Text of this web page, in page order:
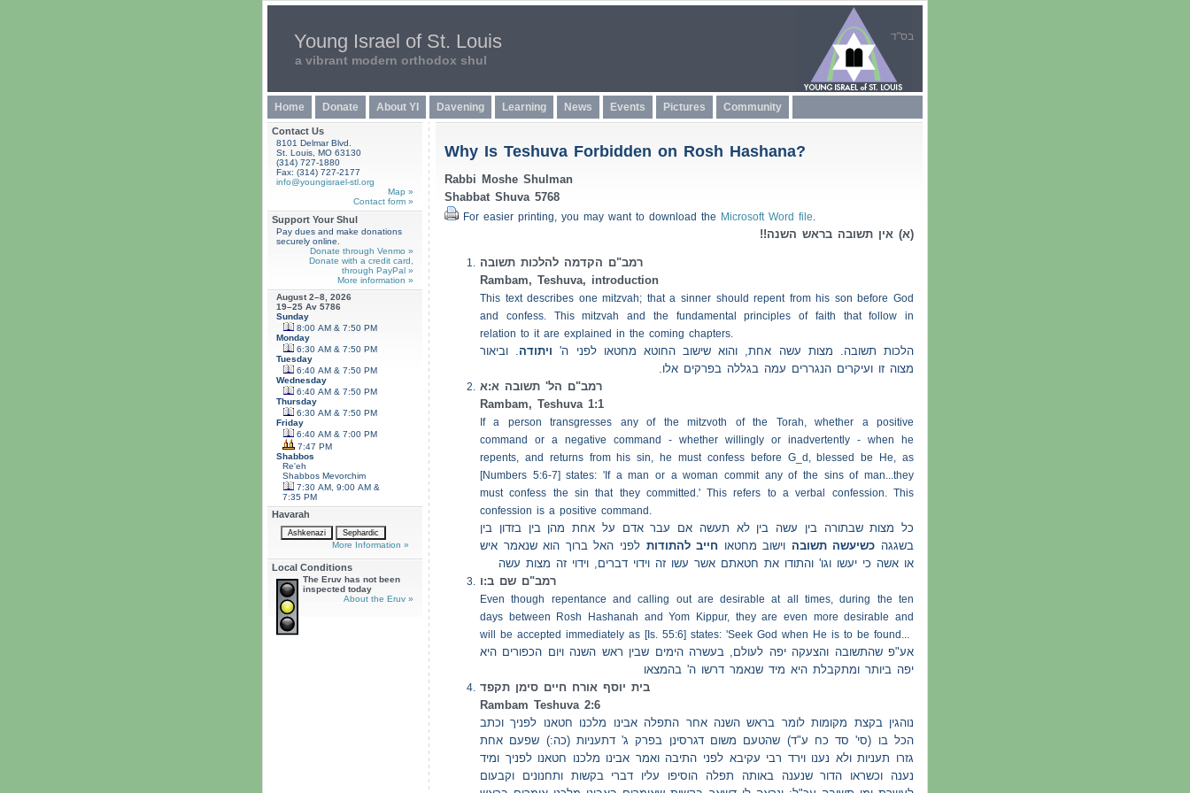
בס"ד Young Israel of St. Louis
a vibrant modern orthodox shul
Home Donate About YI Davening Learning News Events Pictures Community
Why Is Teshuva Forbidden on Rosh Hashana?
Rabbi Moshe Shulman
Shabbat Shuva 5768
For easier printing, you may want to download the Microsoft Word file.
(א) אין תשובה בראש השנה!!
רמב"ם הקדמה להלכות תשובה
Rambam, Teshuva, introduction
This text describes one mitzvah; that a sinner should repent from his son before God
and confess. This mitzvah and the fundamental principles of faith that follow in
relation to it are explained in the coming chapters.
הלכות תשובה. מצות עשה אחת, והוא שישוב החוטא מחטאו לפני ה' ויתודה. וביאור
מצוה זו ועיקרים הנגררים עמה בגללה בפרקים אלו.
רמב"ם הל' תשובה א:א
Rambam, Teshuva 1:1
If a person transgresses any of the mitzvoth of the Torah, whether a positive
command or a negative command - whether willingly or inadvertently - when he
repents, and returns from his sin, he must confess before G_d, blessed be He, as
[Numbers 5:6-7] states: 'If a man or a woman commit any of the sins of man...they
must confess the sin that they committed.' This refers to a verbal confession. This
confession is a positive command.
כל מצות שבתורה בין עשה בין לא תעשה אם עבר אדם על אחת מהן בין בזדון בין
בשגגה כשיעשה תשובה וישוב מחטאו חייב להתודות לפני האל ברוך הוא שנאמר איש
או אשה כי יעשו וגו' והתודו את חטאתם אשר עשו זה וידוי דברים, וידוי זה מצות עשה
רמב"ם שם ב:ו
Even though repentance and calling out are desirable at all times, during the ten
days between Rosh Hashanah and Yom Kippur, they are even more desirable and
will be accepted immediately as [Is. 55:6] states: 'Seek God when He is to be found...
אע"פ שהתשובה והצעקה יפה לעולם, בעשרה הימים שבין ראש השנה ויום הכפורים היא
יפה ביותר ומתקבלת היא מיד שנאמר דרשו ה' בהמצאו
בית יוסף אורח חיים סימן תקפד
Rambam Teshuva 2:6
נוהגין בקצת מקומות לומר בראש השנה אחר התפלה אבינו מלכנו חטאנו לפניך וכתב
הכל בו (סי' סד כח ע"ד) שהטעם משום דגרסינן בפרק ג' דתעניות (כה:) שפעם אחת
גזרו תעניות ולא נענו וירד רבי עקיבא לפני התיבה ואמר אבינו מלכנו חטאנו לפניך ומיד
נענה וכשראו הדור שנענה באותה תפלה הוסיפו עליו דברי בקשות ותחנונים וקבעום
Contact Us
8101 Delmar Blvd.
St. Louis, MO 63130
(314) 727-1880
Fax: (314) 727-2177
info@youngisrael-stl.org
Map »
Contact form »
Support Your Shul
Pay dues and make donations
securely online.
Donate through Venmo »
Donate with a credit card,
through PayPal »
More information »
August 2–8, 2026
19–25 Av 5786
Sunday
8:00 AM & 7:50 PM
Monday
6:30 AM & 7:50 PM
Tuesday
6:40 AM & 7:50 PM
Wednesday
6:40 AM & 7:50 PM
Thursday
6:30 AM & 7:50 PM
Friday
6:40 AM & 7:00 PM
7:47 PM
Shabbos
Re'eh
ShabbosMevorchim
7:30 AM, 9:00 AM &
7:35 PM
Havarah
More Information »
Local Conditions
The Eruv has not been
inspected today
About the Eruv »